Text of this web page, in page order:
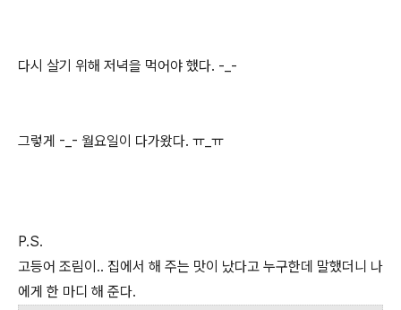
다시 살기 위해 저녁을 먹어야 했다. -_-
그렇게 -_- 월요일이 다가왔다. ㅠ_ㅠ
P.S.
고등어 조림이.. 집에서 해 주는 맛이 났다고 누구한데 말했더니 나
에게 한 마디 해 준다.